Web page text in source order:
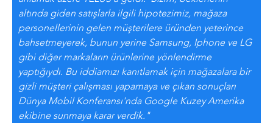
altında giden satışlarla ilgili hipotezimiz, mağaza
personellerinin gelen müşterilere üründen yeterince
bahsetmeyerek, bunun yerine Samsung, Iphone ve LG
gibi diğer markaların ürünlerine yönlendirme
yaptığıydı. Bu iddiamızı kanıtlamak için mağazalara bir
gizli müşteri çalışması yapamaya ve çıkan sonuçları
Dünya Mobil Konferansı'nda Google Kuzey Amerika
ekibine sunmaya karar verdik."